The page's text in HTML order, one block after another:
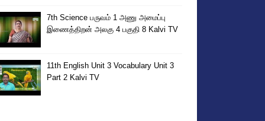
7th Science பருவம் 1 அணு அமைப்பு
இணைத்திறன் அலகு 4 பகுதி 8 Kalvi TV
11th English Unit 3 Vocabulary Unit 3
Part 2 Kalvi TV